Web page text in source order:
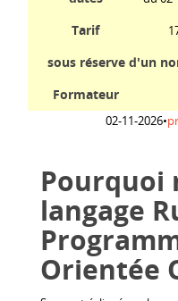
Tarif
sous réserve d'un
Formateur
02-11-2026•
Pourquoi
langage
Orientée